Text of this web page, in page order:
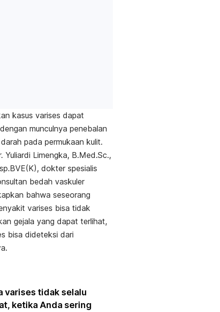
kasus varises dapat
munculnya penebalan
pada permukaan kulit.
Yuliardi Limengka, B.Med.Sc.,
dokter spesialis
bedah vaskuler
bahwa seseorang
varises bisa tidak
gejala yang dapat terlihat,
bisa dideteksi dari
varises tidak selalu
ketika Anda sering